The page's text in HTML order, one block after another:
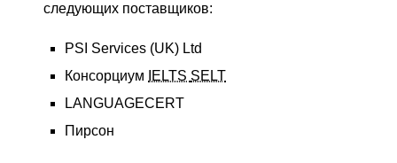
следующих поставщиков:
PSI Services (UK) Ltd
Консорциум
IELTS SELT
LANGUAGECERT
Пирсон